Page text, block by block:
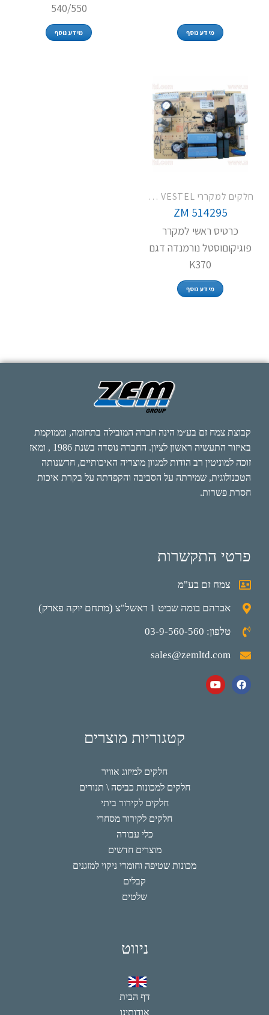
מידע נוסף
540/550
מידע נוסף
חלקים למקררי VESTEL / טקה ופוג'יקום
ZM 514295
כרטיס ראשי למקרר
פוגיקוםוסטל נורמנדה דגם
K370
מידע נוסף
קבוצת צמח זם בע״מ הינה חברה המובילה בתחומה, וממוקמת
באיזור התעשיה ראשון לציון. החברה נוסדה בשנת 1986 , ומאז
זוכה למוניטין רב הודות למגוון מוצריה האיכותיים, חדשנותה
הטכנולוגית, שמירתה על הסביבה והקפדתה על בקרת איכות
חסרת פשרות.
פרטי התקשרות
צמח זם בע"מ
אברהם בומה שביט 1 ראשל"צ (מתחם יוקה פארק)
טלפון: 03-9-560-560
sales@zemltd.com
קטגוריות מוצרים
חלקים למיזוג אוויר
חלקים למכונות כביסה \ תנורים
חלקים לקירור ביתי
חלקים לקירור מסחרי
כלי עבודה
מוצרים חדשים
מכונות שטיפה וחומרי ניקוי למזגנים
קבלים
שלטים
ניווט
דף הבית
אודותינו